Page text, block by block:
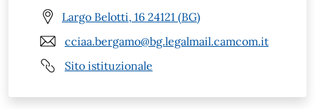
Largo Belotti, 16 24121 (BG)
cciaa.bergamo@bg.legalmail.camcom.it
Sito istituzionale